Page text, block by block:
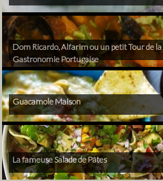
Dom Ricardo, Alfarim ou un petit Tour de la
Gastronomie Portugaise
Guacamole Maison
La fameuse Salade de Pâtes